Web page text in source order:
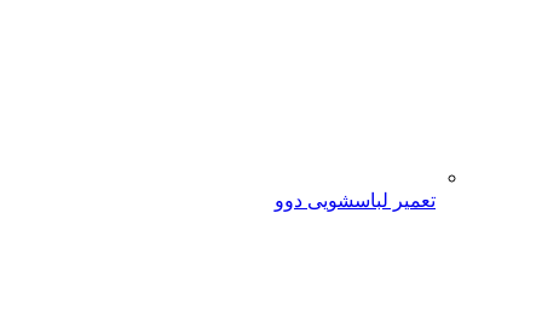
تعمیر لباسشویی دوو